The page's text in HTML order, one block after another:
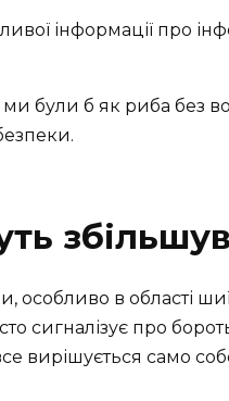
інформації про
були б як риба без
особливо в області
сигналізує про
вирішується само